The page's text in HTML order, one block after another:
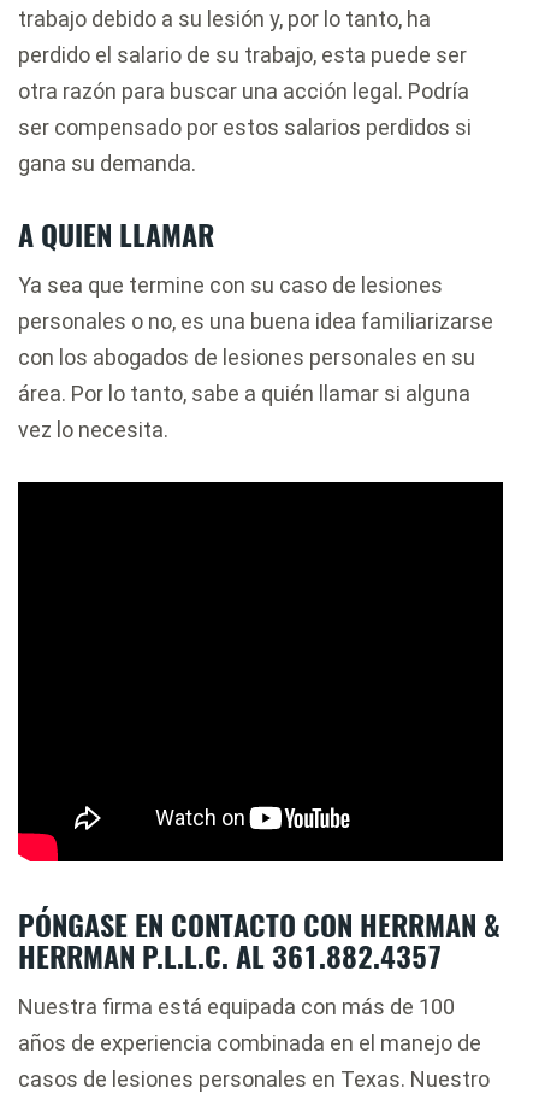
trabajo debido a su lesión y, por lo tanto, ha
perdido el salario de su trabajo, esta puede ser
otra razón para buscar una acción legal. Podría
ser compensado por estos salarios perdidos si
gana su demanda.
A QUIEN LLAMAR
Ya sea que termine con su caso de lesiones
personales o no, es una buena idea familiarizarse
con los abogados de lesiones personales en su
área. Por lo tanto, sabe a quién llamar si alguna
vez lo necesita.
PÓNGASE EN CONTACTO CON HERRMAN &
HERRMAN P.L.L.C. AL 361.882.4357
Nuestra firma está equipada con más de 100
años de experiencia combinada en el manejo de
casos de lesiones personales en Texas. Nuestro